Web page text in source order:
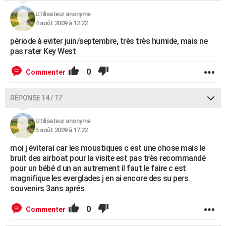
Utilisateur anonyme
4 août 2009 à 12:22
période à eviter juin/septembre, très très humide, mais ne
pas rater Key West
Commenter 0
RÉPONSE 14 / 17
Utilisateur anonyme
5 août 2009 à 17:22
moi j éviterai car les moustiques c est une chose mais le
bruit des airboat pour la visite est pas très recommandé
pour un bébé d un an autrement il faut le faire c est
magnifique les everglades j en ai encore des su pers
souvenirs 3ans aprés
Commenter 0